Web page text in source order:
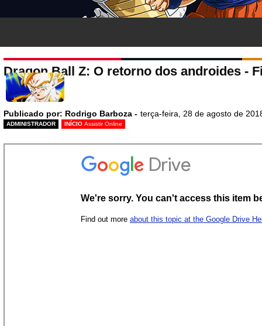
Dragon Ball Z: O retorno dos androides -
Publicado por: Rodrigo Barboza - terça-feira, 28 de agosto de
ADMINISTRADOR INÍCIO Assistir Online